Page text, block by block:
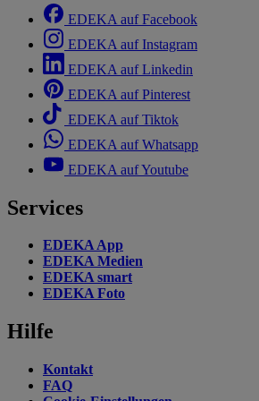
EDEKA auf Facebook
EDEKA auf Instagram
EDEKA auf Linkedin
EDEKA auf Pinterest
EDEKA auf Tiktok
EDEKA auf Whatsapp
EDEKA auf Youtube
Services
EDEKA App
EDEKA Medien
EDEKA smart
EDEKA Foto
Hilfe
Kontakt
FAQ